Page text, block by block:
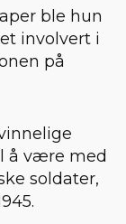
ble hun
involvert i
på
å være med
soldater,